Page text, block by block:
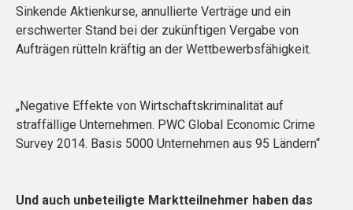
Sinkende Aktienkurse, annullierte Verträge und ein
erschwerter Stand bei der zukünftigen Vergabe von
Aufträgen rütteln kräftig an der Wettbewerbsfähigkeit.
„Negative Effekte von Wirtschaftskriminalität auf
straffällige Unternehmen. PWC Global Economic Crime
Survey 2014. Basis 5000 Unternehmen aus 95 Ländern“
Und auch unbeteiligte Marktteilnehmer haben das